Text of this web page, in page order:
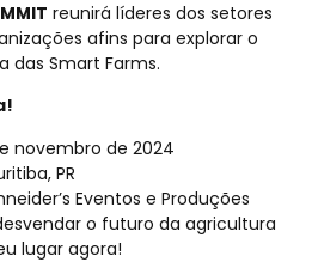
reunirá líderes dos setores
afins para explorar o
das Smart Farms.
novembro de 2024
PR
Eventos e Produções
o futuro da agricultura
lugar agora!